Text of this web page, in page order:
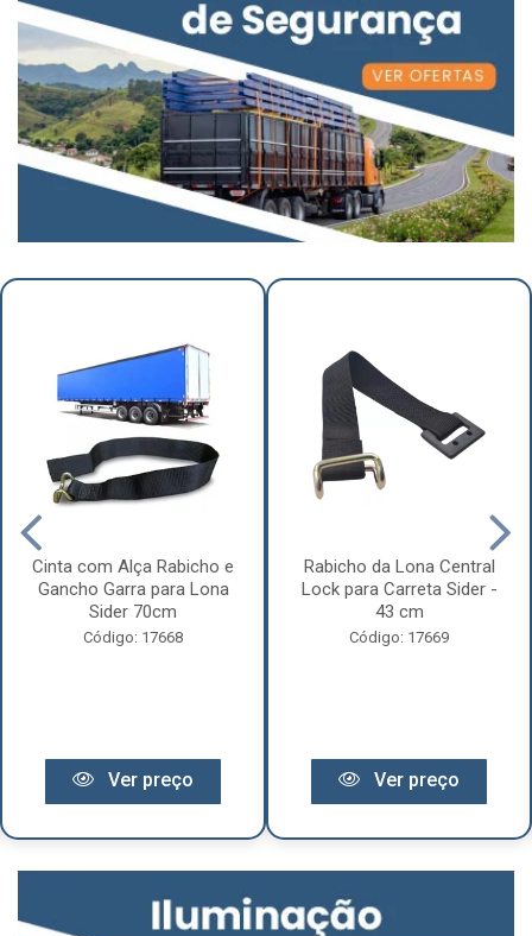
Cinta com Alça Rabicho e
Gancho Garra para Lona
Sider 70cm
Código: 17668
Ver preço
Rabicho da Lona Central
Lock para Carreta Sider -
43 cm
Código: 17669
Ver preço